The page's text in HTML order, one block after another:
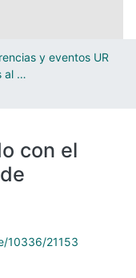
y eventos UR
Mesa Técnica Impuestos al Consumo de Productos de Tabaco
con el
10336/21153